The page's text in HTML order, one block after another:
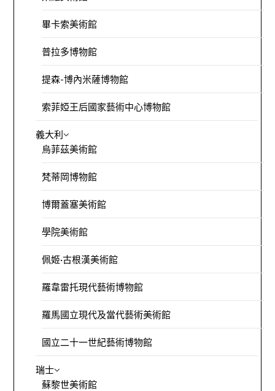
畢卡索美術館
普拉多博物館
提森-博內米薩博物館
索菲婭王后國家藝術中心博物館
義大利
烏菲茲美術館
梵蒂岡博物館
博爾蓋塞美術館
學院美術館
佩姬·古根漢美術館
羅韋雷托現代藝術博物館
羅馬國立現代及當代藝術美術館
國立二十一世紀藝術博物館
瑞士
蘇黎世美術館